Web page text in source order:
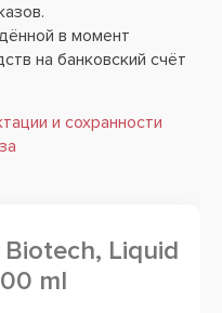
в момент
на банковский счёт
и сохранности
Biotech, Liquid
ml